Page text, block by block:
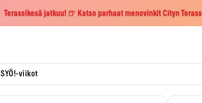
Terassikesä jatkuu! 🍺 Katso parhaat menovinkit Cityn
SYÖ!-viikot